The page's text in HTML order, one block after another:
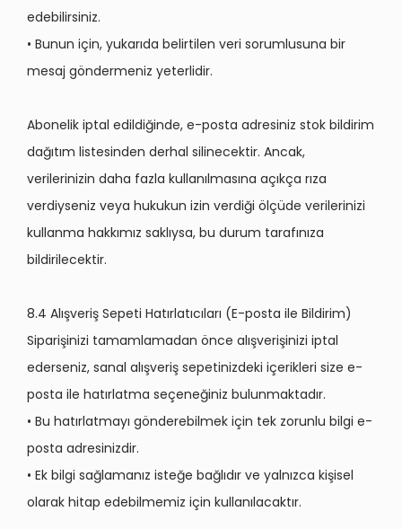
edebilirsiniz.
• Bunun için, yukarıda belirtilen veri sorumlusuna bir
mesaj göndermeniz yeterlidir.
Abonelik iptal edildiğinde, e-posta adresiniz stok bildirim
dağıtım listesinden derhal silinecektir. Ancak,
verilerinizin daha fazla kullanılmasına açıkça rıza
verdiyseniz veya hukukun izin verdiği ölçüde verilerinizi
kullanma hakkımız saklıysa, bu durum tarafınıza
bildirilecektir.
8.4 Alışveriş Sepeti Hatırlatıcıları (E-posta ile Bildirim)
Siparişinizi tamamlamadan önce alışverişinizi iptal
ederseniz, sanal alışveriş sepetinizdeki içerikleri size e-
posta ile hatırlatma seçeneğiniz bulunmaktadır.
• Bu hatırlatmayı gönderebilmek için tek zorunlu bilgi e-
posta adresinizdir.
• Ek bilgi sağlamanız isteğe bağlıdır ve yalnızca kişisel
olarak hitap edebilmemiz için kullanılacaktır.